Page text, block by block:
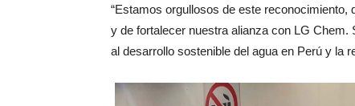
“Estamos orgullosos de este
y de fortalecer nuestra alianza con LG
al desarrollo sostenible del agua en Perú y la